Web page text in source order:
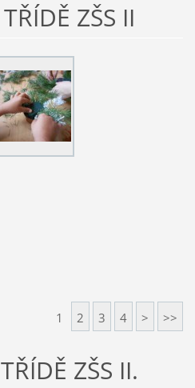
ZŠS II
1 2 3 4 > >>
ZŠS II.